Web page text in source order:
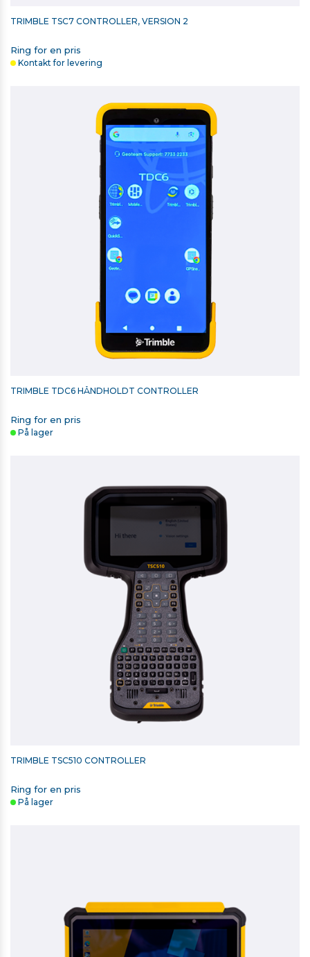
SECO LETVÆGTSSTOK 3,6 M - 1,13 KG
2.831,00 kr. ekskl. moms
TRIMBLE TRANSPORTKUFFERT TIL R980 / R780 / R580 /
R12I / TDC6 / TSC5 / TSC7
3.300,00 kr. ekskl. moms
TRIMBLE TSC7 CONTROLLER, VERSION 2
Ring for en pris
Kontakt for levering
TRIMBLE TDC6 HÅNDHOLDT CONTROLLER
Ring for en pris
På lager
TRIMBLE TSC510 CONTROLLER
Ring for en pris
På lager